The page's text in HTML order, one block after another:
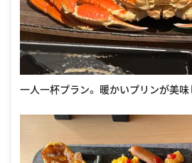
一人一杯プラン。 暖かいプリンが美味